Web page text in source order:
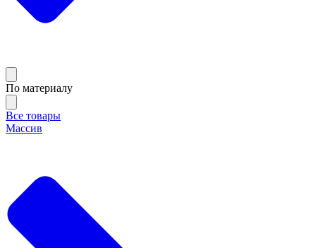
По материалу
Все товары
Массив